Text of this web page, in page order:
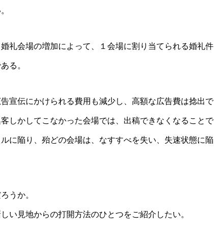
礼会場の増加によって、１会場に割り当てられる婚礼件
る。
宣伝にかけられる費用も減少し、高額な広告費は捻出で
しかしてこなかった会場では、出稿できなくなることで
に陥り、殆どの会場は、なすすべを失い、失速状態に陥
うか。
い見地からの打開方法のひとつをご紹介したい。